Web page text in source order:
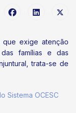
que exige atenção
famílias e das
Sistema OCESC
trata-se de